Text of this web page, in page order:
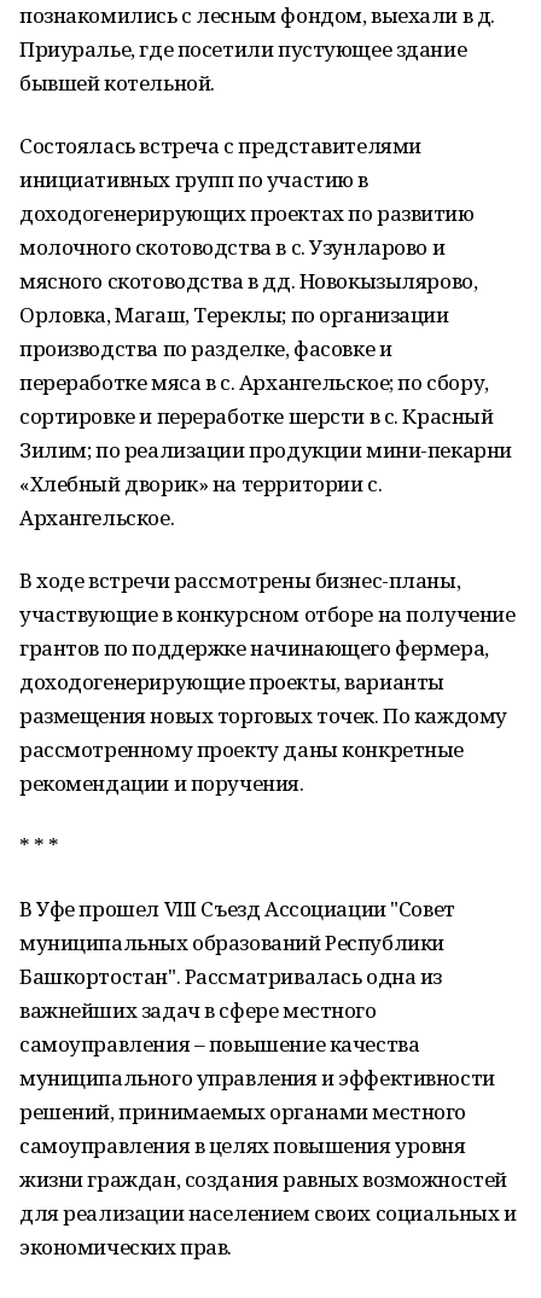
познакомились с лесным фондом, выехали в д.
Приуралье, где посетили пустующее здание
бывшей котельной.
Состоялась встреча с представителями
инициативных групп по участию в
доходогенерирующих проектах по развитию
молочного скотоводства в с. Узунларово и
мясного скотоводства в дд. Новокызылярово,
Орловка, Магаш, Тереклы; по организации
производства по разделке, фасовке и
переработке мяса в с. Архангельское; по сбору,
сортировке и переработке шерсти в с. Красный
Зилим; по реализации продукции мини-пекарни
«Хлебный дворик» на территории с.
Архангельское.
В ходе встречи рассмотрены бизнес-планы,
участвующие в конкурсном отборе на получение
грантов по поддержке начинающего фермера,
доходогенерирующие проекты, варианты
размещения новых торговых точек. По каждому
рассмотренному проекту даны конкретные
рекомендации и поручения.
* * *
В Уфе прошел VIII Съезд Ассоциации "Совет
муниципальных образований Республики
Башкортостан". Рассматривалась одна из
важнейших задач в сфере местного
самоуправления – повышение качества
муниципального управления и эффективности
решений, принимаемых органами местного
самоуправления в целях повышения уровня
жизни граждан, создания равных возможностей
для реализации населением своих социальных и
экономических прав.